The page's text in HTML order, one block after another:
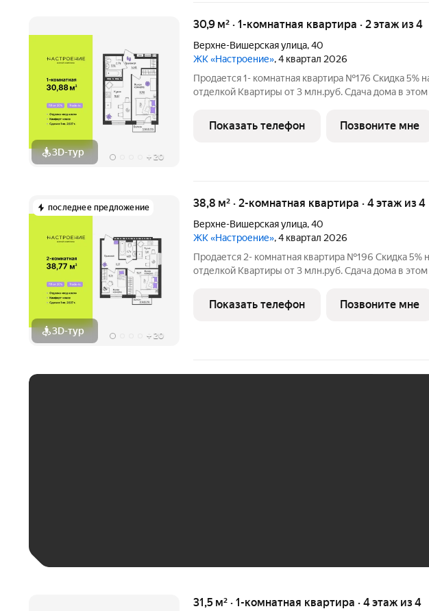
3D-тур + 20
30,9 м² · 1-комнатная квартира · 2 этаж из 4
Верхне-Вишерская улица,40
ЖК «Настроение», 4 квартал 2026
Продается 1- комнатная квартира №176 Скидка 5%
отделкой Квартиры от 3 млн.руб. Сдача дома в этом году! Нет
Настроение расположен в Орджоникидзевском
Показать телефон Позвоните мне
последнее предложение
3D-тур + 20
38,8 м² · 2-комнатная квартира · 4 этаж из 4
Верхне-Вишерская улица,40
ЖК «Настроение», 4 квартал 2026
Продается 2- комнатная квартира №196 Скидка 5%
отделкой Квартиры от 3 млн.руб. Сдача дома в этом году! Нет
Настроение расположен в Орджоникидзевском
Показать телефон Позвоните мне
31,5 м² · 1-комнатная квартира · 4 этаж из 4